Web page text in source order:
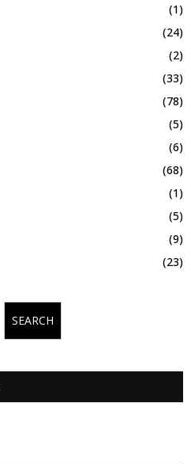
(1)
(24)
(2)
(33)
(78)
(5)
(6)
(68)
(1)
(5)
(9)
(23)
SEARCH